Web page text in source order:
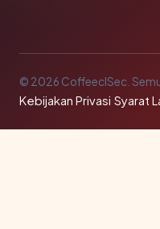
© 2026 CoffeeclSec.
Kebijakan Privasi·Syarat